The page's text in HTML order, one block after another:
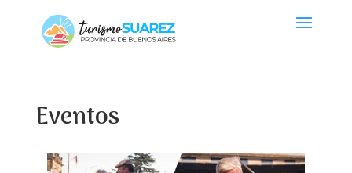
Eventos